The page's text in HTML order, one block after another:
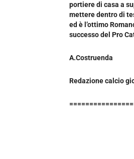
portiere di casa a
mettere dentro di
ed è l’ottimo
successo del Pro
A.Costruenda
Redazione calcio